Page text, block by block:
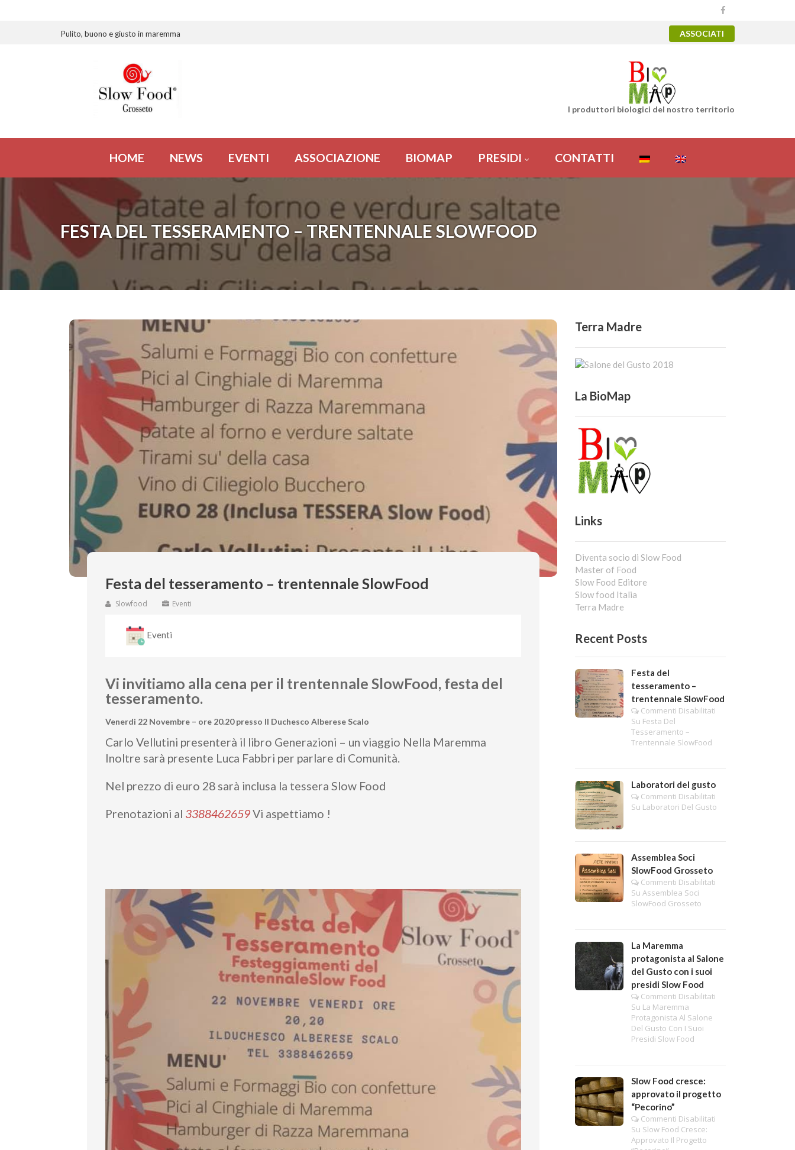
Pulito, buono e giusto in maremma ASSOCIATI
I produttori biologici del nostro territorio
HOME NEWS EVENTI ASSOCIAZIONE BIOMAP PRESIDI CONTATTI
FESTA DEL TESSERAMENTO – TRENTENNALE SLOWFOOD
Festa del tesseramento – trentennale SlowFood
Slowfood Eventi
Eventi
Vi invitiamo alla cena per il trentennale SlowFood, festa del
tesseramento.
Venerdi 22 Novembre – ore 20.20 presso Il Duchesco Alberese Scalo
Carlo Vellutini presenterà il libro Generazioni – un viaggio Nella Maremma
Inoltre sarà presente Luca Fabbri per parlare di Comunità.
Nel prezzo di euro 28 sarà inclusa la tessera Slow Food
Prenotazioni al 3388462659Vi aspettiamo !
Terra Madre
La BioMap
Links
Diventa socio di Slow Food
Master of Food
Slow Food Editore
Slow food Italia
Terra Madre
Recent Posts
Festa del
tesseramento –
trentennale SlowFood
Commenti Disabilitati
Su Festa Del
Tesseramento –
Trentennale SlowFood
Laboratori del gusto
Commenti Disabilitati
Su Laboratori Del Gusto
Assemblea Soci
SlowFood Grosseto
Commenti Disabilitati
Su Assemblea Soci
SlowFood Grosseto
La Maremma
protagonista al Salone
del Gusto con i suoi
presidi Slow Food
Commenti Disabilitati
Su La Maremma
Protagonista Al Salone
Del Gusto Con I Suoi
Presidi Slow Food
Slow Food cresce:
approvato il progetto
“Pecorino”
Commenti Disabilitati
Su Slow Food Cresce:
Approvato Il Progetto